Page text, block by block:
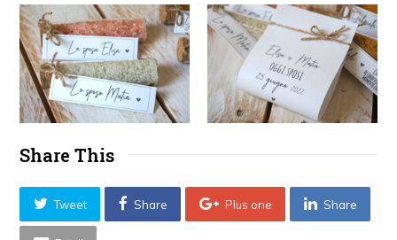
Share This
Tweet Share Plus one Share